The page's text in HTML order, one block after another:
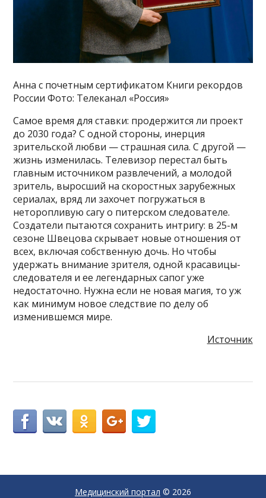
Анна с почетным сертификатом Книги рекордов
России Фото: Телеканал «Россия»
Самое время для ставки: продержится ли проект
до 2030 года? С одной стороны, инерция
зрительской любви — страшная сила. С другой —
жизнь изменилась. Телевизор перестал быть
главным источником развлечений, а молодой
зритель, выросший на скоростных зарубежных
сериалах, вряд ли захочет погружаться в
неторопливую сагу о питерском следователе.
Создатели пытаются сохранить интригу: в 25-м
сезоне Швецова скрывает новые отношения от
всех, включая собственную дочь. Но чтобы
удержать внимание зрителя, одной красавицы-
следователя и ее легендарных сапог уже
недостаточно. Нужна если не новая магия, то уж
как минимум новое следствие по делу об
изменившемся мире.
Источник
Медицинский портал © 2026